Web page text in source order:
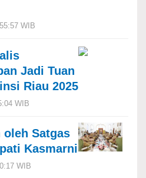
WIB
Jadi Tuan
Riau 2025
WIB
oleh Satgas
Kasmarni
WIB